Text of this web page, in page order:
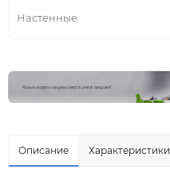
Настенные
Описание Характеристики